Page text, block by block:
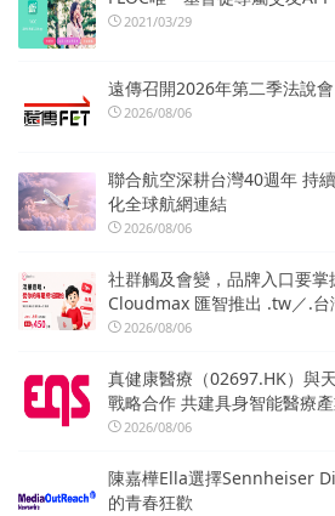
2021/03/29
遠傳召開2026年第二季法說會
2026/08/06
聯合航空深耕台灣40週年 持
化全球航網連結
2026/08/06
社群觸及會變，品牌入口要掌
Cloudmax 匯智推出 .tw／.台
2026/08/06
真健康醫療（02697.HK）與
戰略合作 共建具身智能醫療
2026/08/06
陳嘉樺Ella選擇Sennheiser
的青春狂歡